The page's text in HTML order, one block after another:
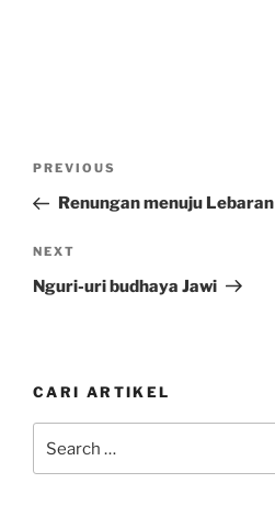
Previous
Post
PREVIOUS
Renungan menuju Lebaran
Next
Post
NEXT
Nguri-uri budhaya Jawi
CARI ARTIKEL
for: